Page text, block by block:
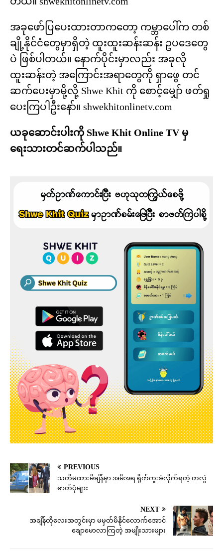
အခုဖော်ပြပေးထားတာကတော့ ကမ္ဘာပေါ်က တစ်
ချို့နိုင်ငံတွေမှာရှိတဲ့ ထူးထူးဆန်းဆန်း ဥပဒေတွေ
ပဲ ဖြစ်ပါတယ်။ နောက်ပိုင်းမှာလည်း အခုလို
ထူးဆန်းတဲ့ အကြောင်းအရာတွေကို ရှာဖွေ တင်
ဆက်ပေးမှာမို့လို့ Shwe Khit ကို စောင့်မျှော် ဖတ်ရှု
ပေးကြပါဦးနော်။ shwekhitonlinetv.com
ယခုဆောင်းပါးကို Shwe Khit Online TV မှ
ရေးသားတင်ဆက်ပါသည်။
PREVIOUS
သတိမထားမိချိန်မှာ အမိအရ ရိုက်ကူးခံလိုက်ရတဲ့ တလွဲ
ဓာတ်ပုံများ
NEXT
အချိန်တိုလေးအတွင်းမှာ မမှတ်မိနိုင်လောက်အောင်
ချောမောလာကြတဲ့ အမျိုးသားများ